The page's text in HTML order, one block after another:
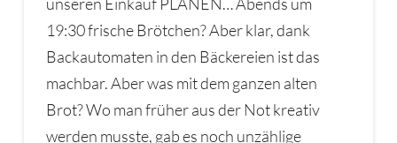
19:30 frische Brötchen? Aber klar, dank
Backautomaten in den Bäckereien ist das
machbar. Aber was mit dem ganzen alten
Brot? Wo man früher aus der Not kreativ
werden musste, gab es noch unzählige